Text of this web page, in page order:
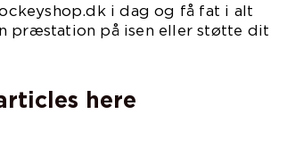
i dag og få fat i alt
præstation på isen eller støtte dit
here